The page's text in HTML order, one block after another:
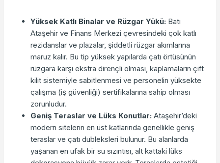
Yüksek Katlı Binalar ve Rüzgar Yükü: Batı
Ataşehir ve Finans Merkezi çevresindeki çok katlı
rezidanslar ve plazalar, şiddetli rüzgar akımlarına
maruz kalır. Bu tip yüksek yapılarda çatı örtüsünün
rüzgara karşı ekstra dirençli olması, kaplamaların çift
kilit sistemiyle sabitlenmesi ve personelin yüksekte
çalışma (iş güvenliği) sertifikalarına sahip olması
zorunludur.
Geniş Teraslar ve Lüks Konutlar: Ataşehir’deki
modern sitelerin en üst katlarında genellikle geniş
teraslar ve çatı dubleksleri bulunur. Bu alanlarda
yaşanan en ufak bir su sızıntısı, alt kattaki lüks